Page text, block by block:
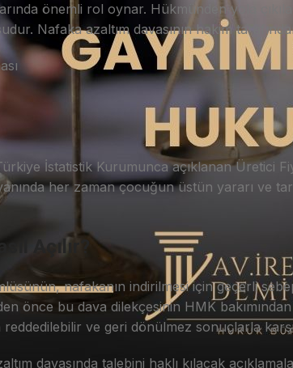
önemli rol oynar. Hükmünden yola
Nafaka azaltım davasının hakim
İstatistik Kurumunca açıklanan Üretici
her zaman çocuğun üstün yararı ve
Açılır?
nafakanın indirilmesi için geçerli
önce bu dava dilekçesinin HMK
reddedilebilir ve geri dönülmez sonuçlarla
davasında talebini haklı kılacak